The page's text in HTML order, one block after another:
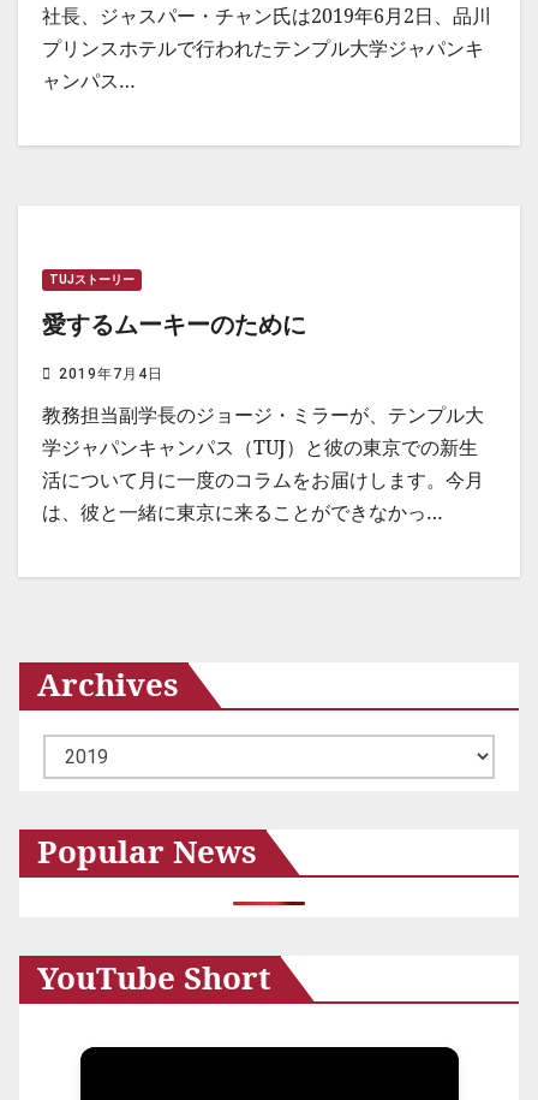
社長、ジャスパー・チャン氏は2019年6月2日、品川
プリンスホテルで行われたテンプル大学ジャパンキ
ャンパス…
TUJストーリー
愛するムーキーのために
2019年7月4日
教務担当副学長のジョージ・ミラーが、テンプル大
学ジャパンキャンパス（TUJ）と彼の東京での新生
活について月に一度のコラムをお届けします。今月
は、彼と一緒に東京に来ることができなかっ…
Archives
ー
イ
ブ
Popular News
YouTube Short